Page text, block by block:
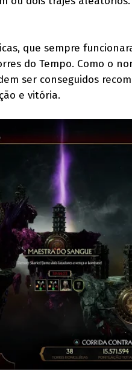
que sempre
do Tempo. Como o
ser conseguidos
e vitória.